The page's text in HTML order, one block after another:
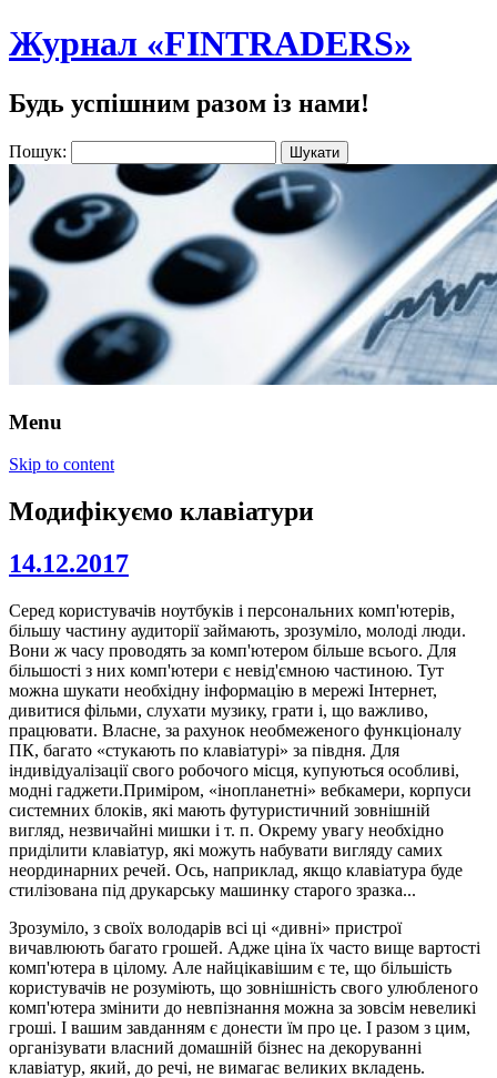
Журнал «FINTRADERS»
Будь успішним разом із нами!
Пошук:
Menu
Skip to content
Модифікуємо клавіатури
14.12.2017
Серед користувачів ноутбуків і персональних комп'ютерів,
більшу частину аудиторії займають, зрозуміло, молоді люди.
Вони ж часу проводять за комп'ютером більше всього. Для
більшості з них комп'ютери є невід'ємною частиною. Тут
можна шукати необхідну інформацію в мережі Інтернет,
дивитися фільми, слухати музику, грати і, що важливо,
працювати. Власне, за рахунок необмеженого функціоналу
ПК, багато «стукають по клавіатурі» за півдня. Для
індивідуалізації свого робочого місця, купуються особливі,
модні гаджети.Приміром, «інопланетні» вебкамери, корпуси
системних блоків, які мають футуристичний зовнішній
вигляд, незвичайні мишки і т. п. Окрему увагу необхідно
приділити клавіатур, які можуть набувати вигляду самих
неординарних речей. Ось, наприклад, якщо клавіатура буде
стилізована під друкарську машинку старого зразка...
Зрозуміло, з своїх володарів всі ці «дивні» пристрої
вичавлюють багато грошей. Адже ціна їх часто вище вартості
комп'ютера в цілому. Але найцікавішим є те, що більшість
користувачів не розуміють, що зовнішність свого улюбленого
комп'ютера змінити до невпізнання можна за зовсім невеликі
гроші. І вашим завданням є донести їм про це. І разом з цим,
організувати власний домашній бізнес на декоруванні
клавіатур, який, до речі, не вимагає великих вкладень.